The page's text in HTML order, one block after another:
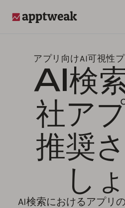
アプリ向けAI可視性
AI検
社ア
推奨
し
AI検索におけるアプリ